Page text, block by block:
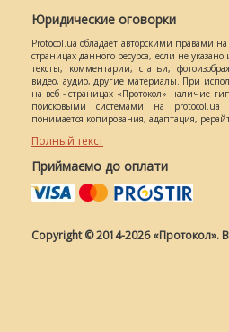
Юридические оговорки
Protocol.ua обладает авторскими правами
страницах данного ресурса, если не
тексты, комментарии, статьи,
видео, аудио, другие материалы. При
на веб - страницах «Протокол» наличие
поисковыми системами на protocol.ua
понимается копирования, адаптация,
Полный текст
Приймаємо до оплати
Copyright © 2014-2026 «Протокол».